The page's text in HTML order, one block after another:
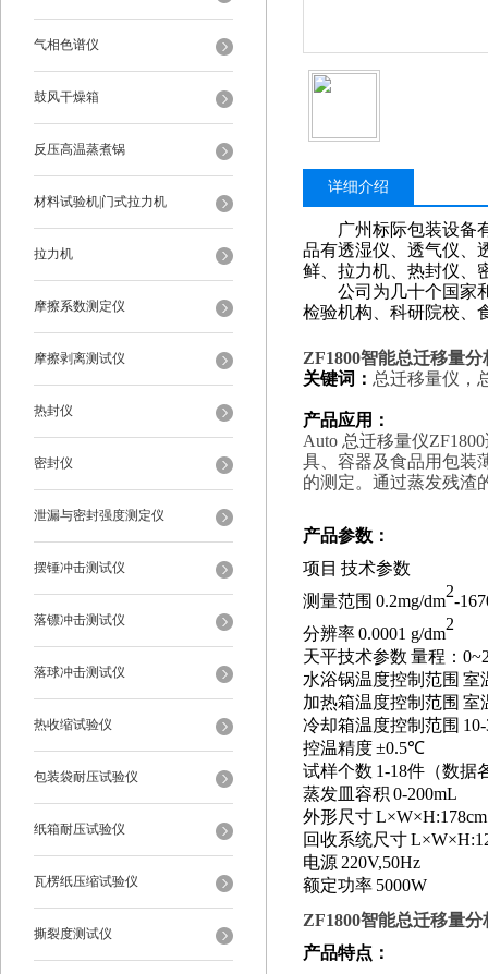
气相色谱仪
鼓风干燥箱
反压高温蒸煮锅
材料试验机|门式拉力机
拉力机
摩擦系数测定仪
摩擦剥离测试仪
热封仪
密封仪
泄漏与密封强度测定仪
摆锤冲击测试仪
落镖冲击测试仪
落球冲击测试仪
热收缩试验仪
包装袋耐压试验仪
纸箱耐压试验仪
瓦楞纸压缩试验仪
撕裂度测试仪
详细介绍
广州标际包装设备
品有透湿仪、透气仪、
鲜、拉力机、热封仪、
公司为几十个国家和
检验机构、科研院校、
ZF1800智能总迁移量分
关键词： 总迁移量仪，
产品应用：
Auto 总迁移量仪
具、容器及食品用包装
的测定。通过蒸发残渣
产品参数 ：
项目 技术参数
测量范围 0.2mg/dm
2
-
分辨率0.0001 g/dm
2
天平技术参数 量程：
水浴锅温度控制范围 室
加热箱温度控制范围 室
冷却箱温度控制范围
控温精度±0.5℃
试样个数 1-18件（数据
蒸发皿容积 0-200mL
外形尺寸L×W×H:178cm
回收系统尺寸L×W×
电源 220V,50Hz
额定功率 5000W
ZF1800智能总迁移量分
产品特点 ：